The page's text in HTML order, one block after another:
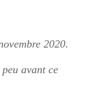
2020.
avant ce